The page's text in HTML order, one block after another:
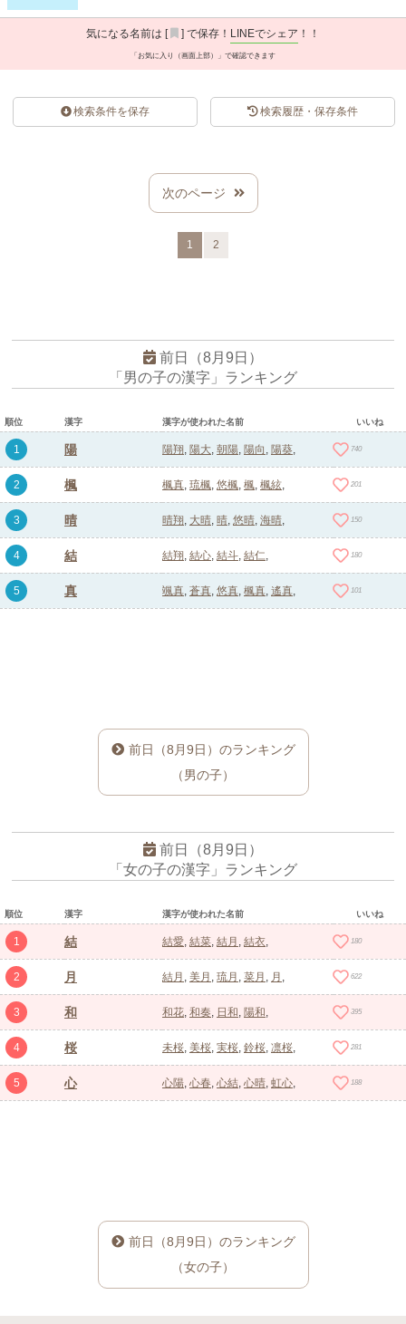
気になる名前は [ ] で保存！ LINEでシェア ！！
「お気に入り（画面上部）」で確認できます
検索条件を保存 検索履歴・保存条件
次のページ
1 2
前日（8月9日）
「男の子の漢字」ランキング
順位 漢字 漢字が使われた名前 いいね
1 陽 陽翔 陽大 朝陽 陽向 陽葵 740
2 楓 楓真 琉楓 悠楓 楓 楓絃 201
3 晴 晴翔 大晴 晴 悠晴 海晴 150
4 結 結翔 結心 結斗 結仁 180
5 真 颯真 蒼真 悠真 楓真 遙真 101
前日（8月9日）のランキング
（男の子）
前日（8月9日）
「女の子の漢字」ランキング
順位 漢字 漢字が使われた名前 いいね
1 結 結愛 結菜 結月 結衣 180
2 月 結月 美月 琉月 菜月 月 622
3 和 和花 和奏 日和 陽和 395
4 桜 未桜 美桜 実桜 鈴桜 凛桜 281
5 心 心陽 心春 心結 心晴 虹心 188
前日（8月9日）のランキング
（女の子）